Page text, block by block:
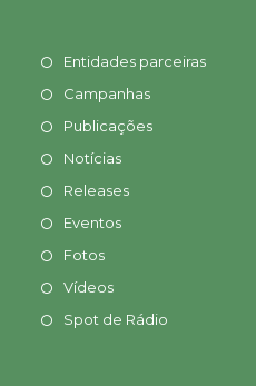
Entidades parceiras
Campanhas
Publicações
Notícias
Releases
Eventos
Fotos
Vídeos
Spot de Rádio